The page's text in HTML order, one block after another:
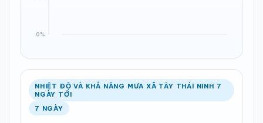
NHIỆT ĐỘ VÀ KHẢ NĂNG MƯA XÃ TÂY THÁI NINH 7
NGÀY TỚI
7 NGÀY